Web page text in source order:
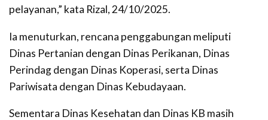
pelayanan,” kata Rizal, 24/10/2025.
Ia menuturkan, rencana penggabungan meliputi
Dinas Pertanian dengan Dinas Perikanan, Dinas
Perindag dengan Dinas Koperasi, serta Dinas
Pariwisata dengan Dinas Kebudayaan.
Sementara Dinas Kesehatan dan Dinas KB masih